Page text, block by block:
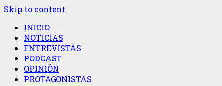
Skip to content
INICIO
NOTICIAS
ENTREVISTAS
PODCAST
OPINIÓN
PROTAGONISTAS